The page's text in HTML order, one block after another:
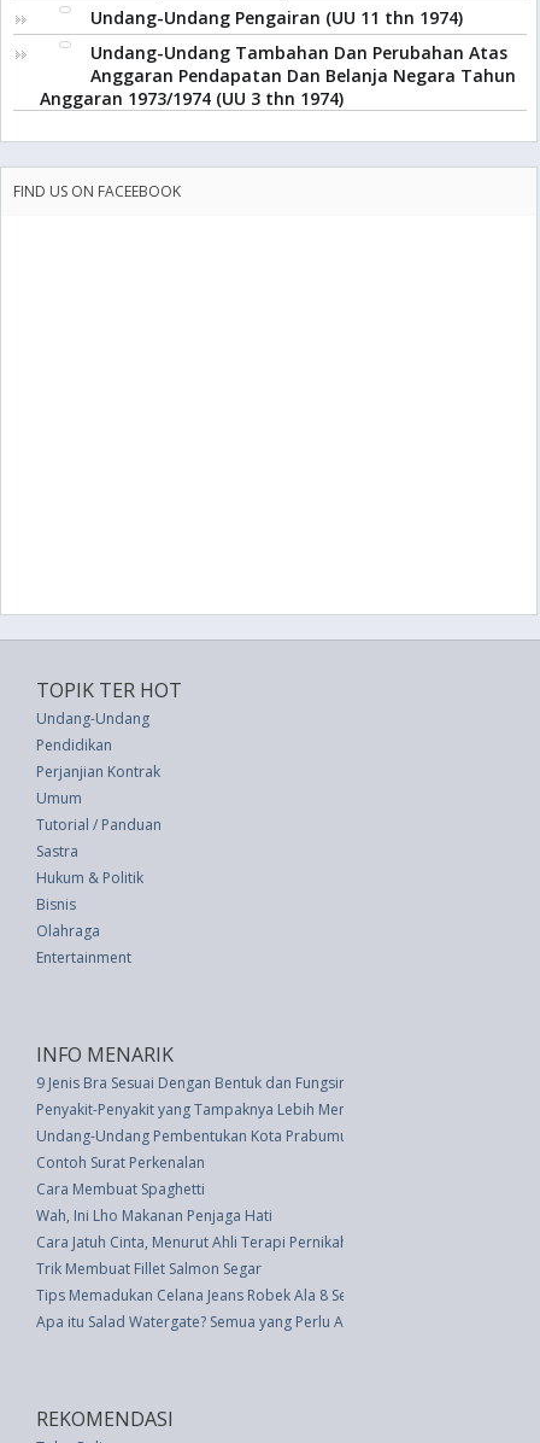
Undang-Undang Pengairan (UU 11 thn 1974)
Undang-Undang Tambahan Dan Perubahan Atas
Anggaran Pendapatan Dan Belanja Negara Tahun
Anggaran 1973/1974 (UU 3 thn 1974)
FIND US ON FACEEBOOK
TOPIK TER HOT
Undang-Undang
Pendidikan
Perjanjian Kontrak
Umum
Tutorial / Panduan
Sastra
Hukum & Politik
Bisnis
Olahraga
Entertainment
INFO MENARIK
9 Jenis Bra Sesuai Dengan Bentuk dan Fungsinya
Penyakit-Penyakit yang Tampaknya Lebih Menyerang Pria dan Wanita
Undang-Undang Pembentukan Kota Prabumulih (UU 6 thn 2001)
Contoh Surat Perkenalan
Cara Membuat Spaghetti
Wah, Ini Lho Makanan Penjaga Hati
Cara Jatuh Cinta, Menurut Ahli Terapi Pernikahan
Trik Membuat Fillet Salmon Segar
Tips Memadukan Celana Jeans Robek Ala 8 Seleb
Apa itu Salad Watergate? Semua yang Perlu Anda Ketahui Tentang
REKOMENDASI